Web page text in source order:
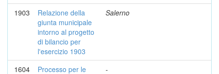
1903
Relazione della
giunta municipale
intorno al progetto
di bilancio per
l'esercizio 1903
Salerno
1604 Processo per le -